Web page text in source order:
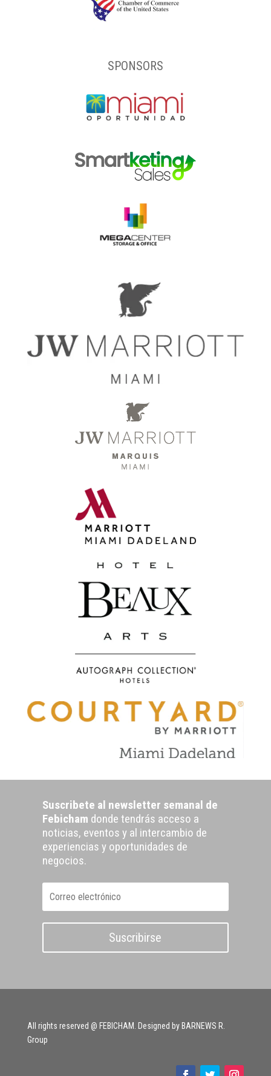
SPONSORS
Suscribete al newsletter semanal de
Febicham donde tendrás acceso a
noticias, eventos y al intercambio de
experiencias y oportunidades de
negocios.
Suscribirse
All rights reserved @ FEBICHAM. Designed by BARNEWS R.
Group